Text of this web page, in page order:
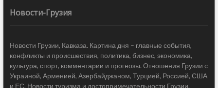
Новости-Грузия
Новости Грузии, Кавказа. Картина дня – главные события,
конфликты и происшествия, политика, бизнес, экономика,
культура, спорт, комментарии и прогнозы. Отношения Грузии с
Украиной, Арменией, Азербайджаном, Турцией, Россией, США
и ЕС. Новости туризма и достопримечательности Грузии.